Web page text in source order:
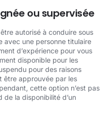
ou supervisée
autorisé à conduire sous
avec une personne titulaire
d’expérience pour vous
disponible pour les
pour des raisons
être approuvée par les
cette option n’est pas
la disponibilité d’un